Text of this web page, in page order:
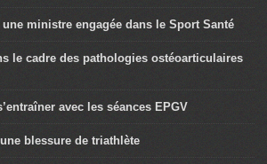
une ministre engagée dans le Sport Santé
le cadre des pathologies ostéoarticulaires
avec les séances EPGV
blessure de triathlète